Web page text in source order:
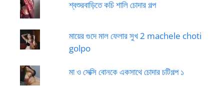
শ্বশুরবাড়িতে কচি শালি চোদার গল্প
মায়ের গুদে মাল ফেলার সুখ 2 machele choti
golpo
মা ও সেক্সি বোনকে একসাথে চোদার চটিগল্প ১